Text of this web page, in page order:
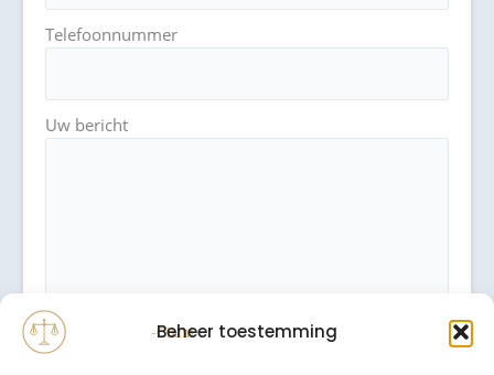
Beheer toestemming
Telefoonnummer
Uw bericht